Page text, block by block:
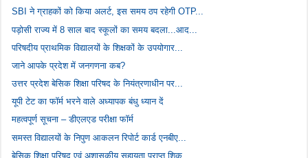
SBI ने ग्राहकों को किया अलर्ट, इस समय ठप रहेगी OTP...
पड़ोसी राज्य में 8 साल बाद स्कूलों का समय बदला...आद...
परिषदीय प्राथमिक विद्यालयों के शिक्षकों के उपयोगार...
जाने आपके प्रदेश में जनगणना कब?
उत्तर प्रदेश बेसिक शिक्षा परिषद के नियंत्रणाधीन पर...
यूपी टेट का फॉर्म भरने वाले अध्यापक बंधु ध्यान दें
महत्वपूर्ण सूचना – डीएलएड परीक्षा फॉर्म
समस्त विद्यालयों के निपुण आकलन रिपोर्ट कार्ड एनबीए...
बेसिक शिक्षा परिषद एवं अशासकीय सहायता प्राप्त शिक्...